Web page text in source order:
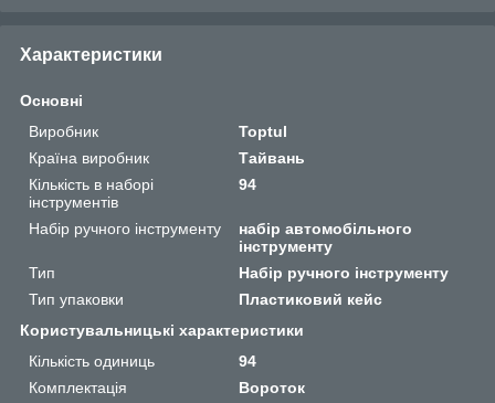
Характеристики
Основні
Виробник
Toptul
Країна виробник
Тайвань
Кількість в наборі
інструментів
94
Набір ручного інструменту
набір автомобільного
інструменту
Тип
Набір ручного інструменту
Тип упаковки
Пластиковий кейс
Користувальницькі характеристики
Кількість одиниць
94
Комплектація
Вороток